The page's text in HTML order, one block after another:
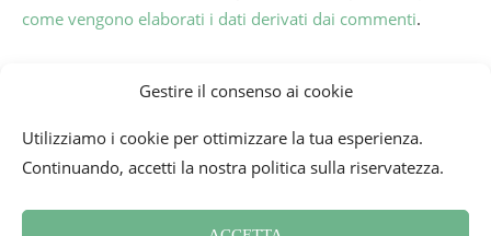
Gestire il consenso ai cookie
Utilizziamo i cookie per ottimizzare la tua esperienza.
Continuando, accetti la nostra politica sulla riservatezza.
come vengono elaborati i dati derivati dai commenti.